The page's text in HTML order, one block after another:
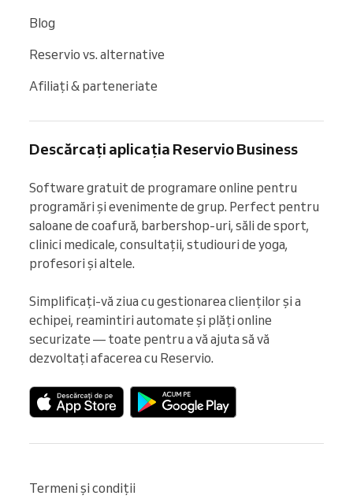
Blog
Reservio vs. alternative
Afiliați & parteneriate
Descărcați aplicația Reservio Business
Software gratuit de programare online pentru
programări și evenimente de grup. Perfect pentru
saloane de coafură, barbershop-uri, săli de sport,
clinici medicale, consultații, studiouri de yoga,
profesori și altele.
Simplificați-vă ziua cu gestionarea clienților și a
echipei, reamintiri automate și plăți online
securizate — toate pentru a vă ajuta să vă
dezvoltați afacerea cu Reservio.
Termeni și condiții